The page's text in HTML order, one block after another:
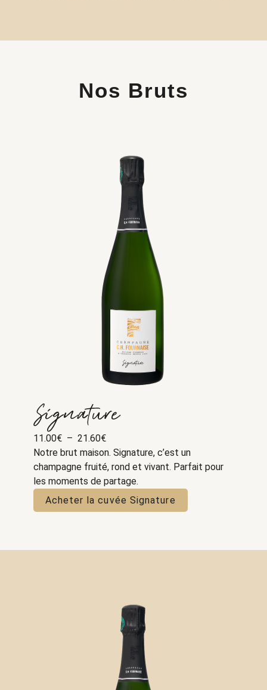
Nos Bruts
Signature
11.00€ – 21.60€Plage
de
prix :
11.00€
21.60€
Notre brut maison. Signature, c’est un
champagne fruité, rond et vivant. Parfait pour
les moments de partage.
Acheter la cuvée Signature